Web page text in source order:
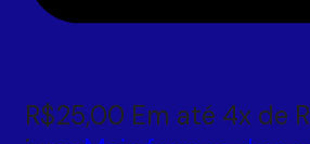
R$25,00 Em até 4x de